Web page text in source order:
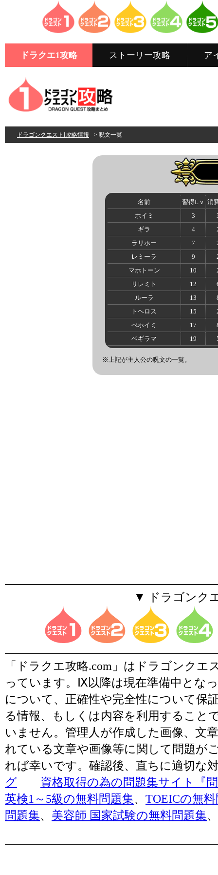
ドラクエ1攻略 ストーリー攻略 ア
ドラゴンクエストⅠ攻略情報 > 呪文一覧
名前 習得Lｖ 消
ホイミ
3
ギラ
4
ラリホー
7
レミーラ
9
マホトーン
10
リレミト
12
ルーラ
13
トヘロス
15
べホイミ
17
ベギラマ
19
※上記が主人公の呪文の一覧。
▼ ドラゴンク
「ドラクエ攻略.com」はドラゴンク
っています。Ⅸ以降は現在準備中とな
について、正確性や完全性について保
る情報、もしくは内容を利用すること
いません。管理人が作成した画像、文
れている文章や画像等に関して問題が
れば幸いです。確認後、直ちに適切な
グ
資格取得の為の問題集サイト『
英検1～5級の無料問題集、 TOEICの無
問題集、 美容師 国家試験の無料問題集、